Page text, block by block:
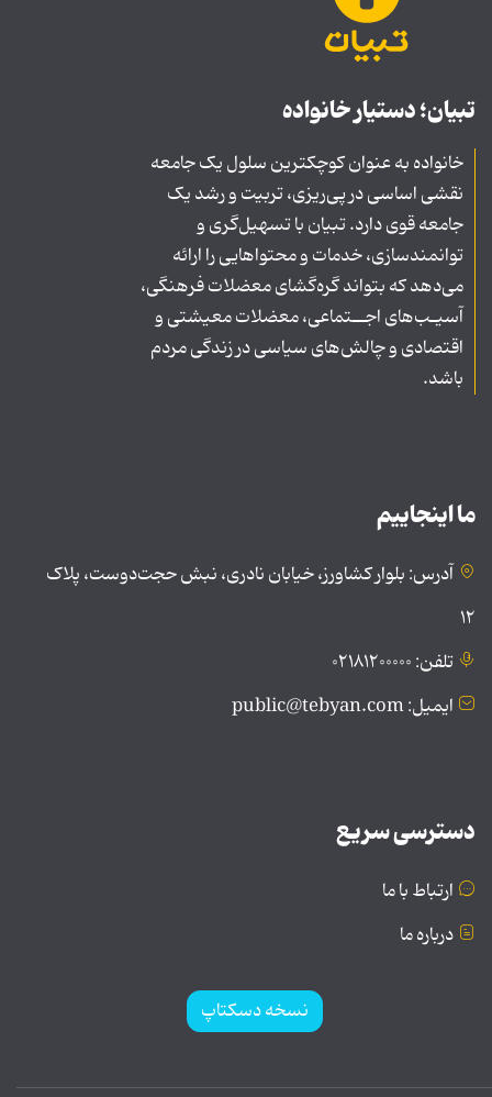
تبیان؛ دستیار خانواده
خانواده به عنوان کوچکترین سلول یک جامعه
نقشی اساسی در پی‌ریزی، تربیت و رشد یک
جامعه قوی دارد. تبیان با تسهیل‌گری و
توانمندسازی، خدمات و محتواهایی را ارائه
می‌دهد که بتواند گره‌گشای معضلات فرهنگی،
آسیـب‌های اجــتماعی، معضلات معیشتی و
اقتصادی و چالش‌های سیاسی در زندگی مردم
باشد.
ما اینجاییم
آدرس: بلوار کشاورز، خیابان نادری، نبش حجت‌دوست، پلاک
۱۲
تلفن: ۰۲۱۸۱۲۰۰۰۰۰
ایمیل: public@tebyan.com
دسترسی سریع
ارتباط با ما
درباره ما
نسخه دسکتاپ